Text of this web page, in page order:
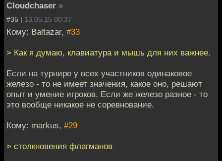
Cloudchaser »
#35 | 13.05.15 00:37
Кому: Baltazar, #33
> Как я думаю, клавиатура и мышь для них важнее.
Если на турнире у всех участников одинаковое
железо - то не имеет значения, какое оно, решают
опыт и умение игроков. Если же железо разное - то
это вообще никакое не соревнование.
Кому: markus, #29
> столкновения флагманов